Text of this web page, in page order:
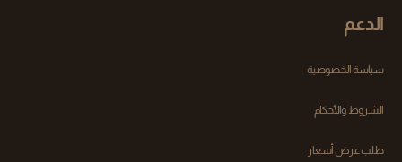
الدعم
سياسة الخصوصية
الشروط والأحكام
طلب عرض أسعار